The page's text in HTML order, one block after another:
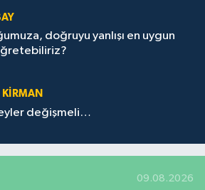
doğruyu yanlışı en uygun
KİRMAN
değişmeli…
09.08.2026